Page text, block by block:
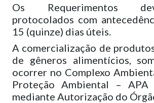
Os Requerimentos
protocolados com
15 (quinze) dias úteis.
A comercialização de
de gêneros alimentícios,
ocorrer no Complexo
Proteção Ambiental – APA
mediante Autorização do